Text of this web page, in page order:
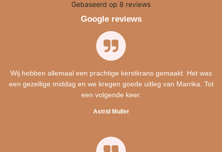
Google reviews
Wij hebben allemaal een prachtige kerstkrans gemaakt. Het was
een gezellige middag en we kregen goede uitleg van Marrika. Tot
een volgende keer.
Astrid Muller